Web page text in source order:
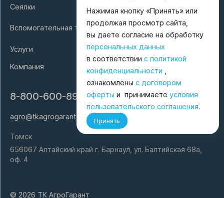
Сеялки
Вспомогательная техника
Услуги
Компания
8-800-600-8998
agro@tkagrogarant.ru
Томск
656067 Алтайский край г. Барнаул, ул. Балтийская 68а,
оф. 4
Нажимая кнопку «Принять» или
продолжая просмотр сайта,
вы даете согласие на обработку
персональных данных
в соответствии с политикой
конфиденциальности
ознакомлены с договором
оферты и принимаете условия
пользовательского соглашения.
Принять
© 2026 ТК АгроГарант